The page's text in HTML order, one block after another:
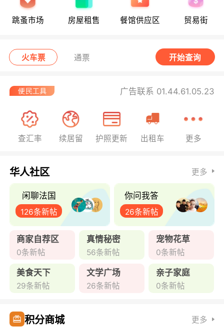
跳蚤市场 房屋租售 餐馆供应区 贸易街
火车票 通票 开始查询
广告联系 01.44.61.05.23
查汇率 续居留 护照更新 出租车 更多
华人社区 更多
闲聊法国
126条新帖
你问我答
26条新帖
商家自荐区
0条新帖
真情秘密
56条新帖
宠物花草
0条新帖
美食天下
29条新帖
文学广场
26条新帖
亲子家庭
0条新帖
积分商城 更多